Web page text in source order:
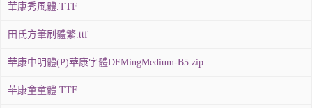
華康秀風體.TTF
田氏方筆刷體繁.ttf
華康中明體(P)華康字體DFMingMedium-B5.zip
華康童童體.TTF